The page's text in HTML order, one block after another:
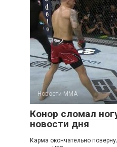
Новости ММА
Конор сломал
новости дня
Карма окончательно